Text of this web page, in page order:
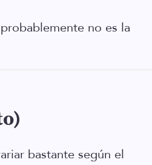
no es la
bastante según el